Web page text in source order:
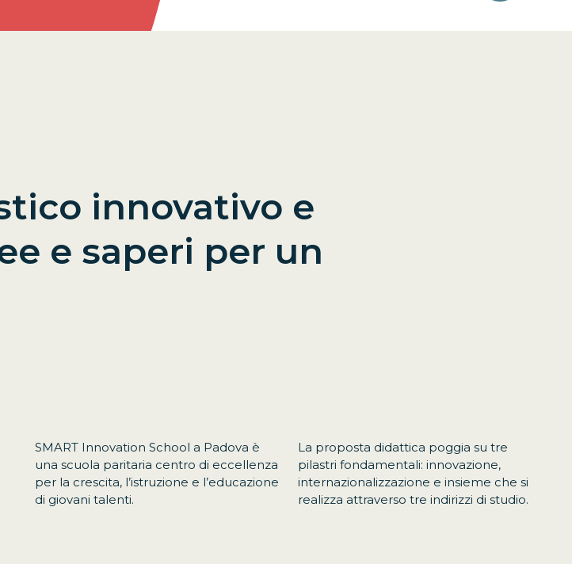
innovativo e
e saperi per un
SMART Innovation School a Padova è
una scuola paritaria centro di eccellenza
per la crescita, l’istruzione e l’educazione
di giovani talenti.
La proposta didattica poggia su tre
pilastri fondamentali: innovazione,
internazionalizzazione e insieme che si
realizza attraverso tre indirizzi di studio.